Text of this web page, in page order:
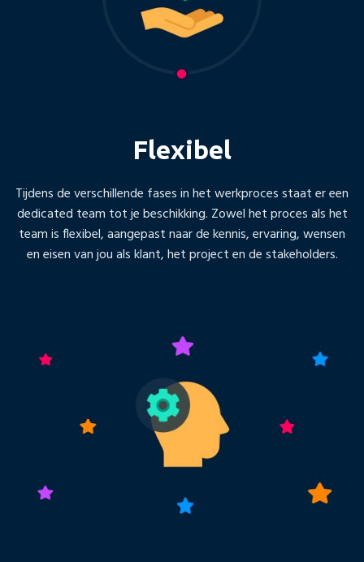
Flexibel
Tijdens de verschillende fases in het werkproces staat er een
dedicated team tot je beschikking. Zowel het proces als het
team is flexibel, aangepast naar de kennis, ervaring, wensen
en eisen van jou als klant, het project en de stakeholders.